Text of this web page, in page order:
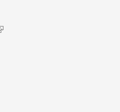
is external)